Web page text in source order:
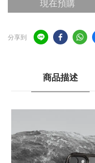
現在預購
分享到
商品描述